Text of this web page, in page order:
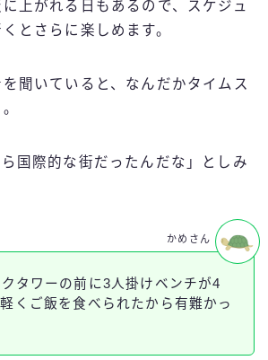
に上がれる日もあるので、スケジュ
とさらに楽しめます。
聞いていると、なんだかタイムス
ら国際的な街だったんだな」としみ
タワーの前に3人掛けベンチが4
くご飯を食べられたから有難かっ
かめさん